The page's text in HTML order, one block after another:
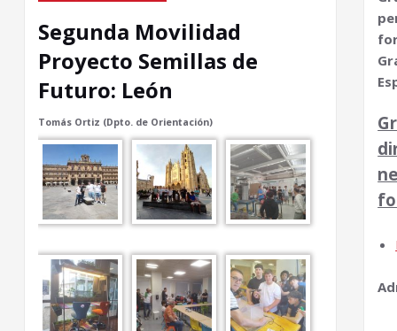
Segunda Movilidad
Proyecto Semillas de
Futuro: León
Tomás Ortiz (Dpto. de Orientación)